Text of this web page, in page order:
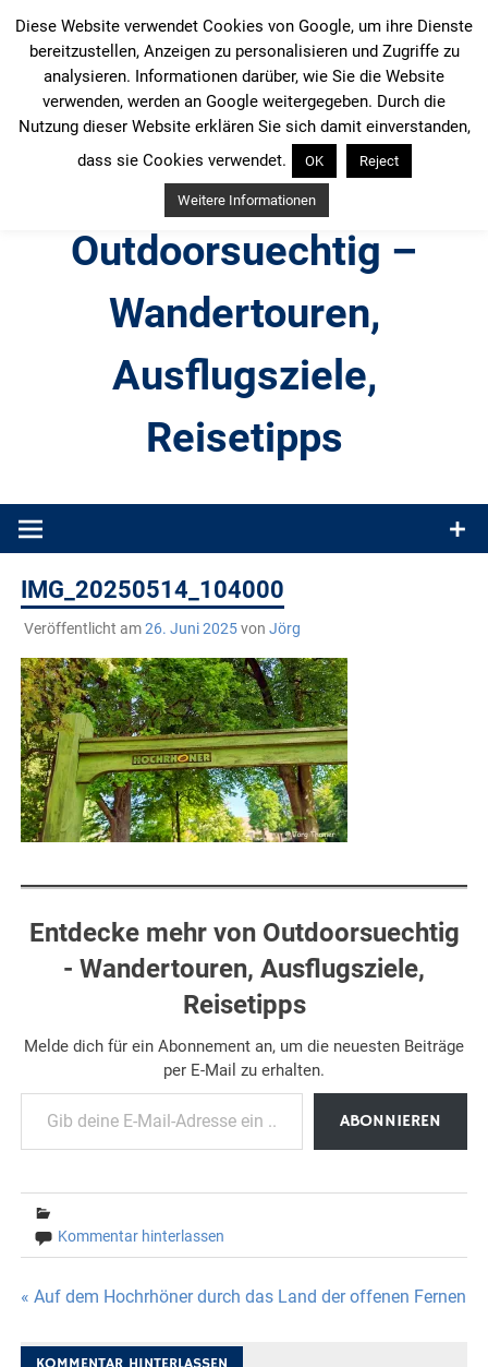
Inhalt
springen
Outdoorsuechtig –
Wandertouren,
Ausflugsziele,
Reisetipps
Produkttests und Buchrezensionen. Ein Blog für alle, die gern
IMG_20250514_104000
Veröffentlicht am26. Juni 2025von Jörg
Entdecke mehr von Outdoorsuechtig
- Wandertouren, Ausflugsziele,
Reisetipps
Melde dich für ein Abonnement an, um die neuesten Beiträge
per E-Mail zu erhalten.
Gib deine E-Mail-Adresse ein ...
ABONNIEREN
Kommentar hinterlassen
Beitragsnavigation
« Auf dem Hochrhöner durch das Land der offenen Fernen
Diese Website verwendet Cookies von Google, um ihre Dienste
bereitzustellen, Anzeigen zu personalisieren und Zugriffe zu
analysieren. Informationen darüber, wie Sie die Website
verwenden, werden an Google weitergegeben. Durch die
Nutzung dieser Website erklären Sie sich damit einverstanden,
dass sie Cookies verwendet.
OK Reject
Weitere Informationen